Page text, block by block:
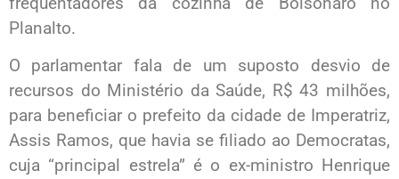
Planalto.
O parlamentar fala de um suposto desvio de
recursos do Ministério da Saúde, R$ 43 milhões,
para beneficiar o prefeito da cidade de Imperatriz,
Assis Ramos, que havia se filiado ao Democratas,
cuja “principal estrela” é o ex-ministro Henrique